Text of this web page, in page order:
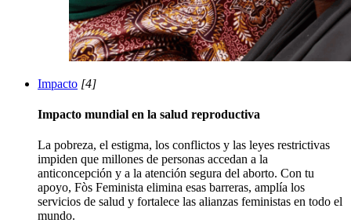
Impacto [4]
Impacto mundial en la salud reproductiva
La pobreza, el estigma, los conflictos y las leyes restrictivas
impiden que millones de personas accedan a la
anticoncepción y a la atención segura del aborto. Con tu
apoyo, Fòs Feminista elimina esas barreras, amplía los
servicios de salud y fortalece las alianzas feministas en todo el
mundo.